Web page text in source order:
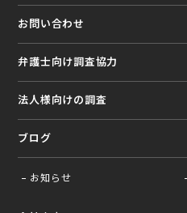
お問い合わせ
弁護⼠向け調査協⼒
法⼈様向けの調査
ブログ
お知らせ